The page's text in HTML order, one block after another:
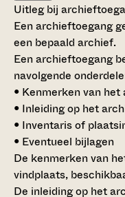
Uitleg bij
Een archieftoegang
een bepaald archief.
Een archieftoegang
navolgende
• Kenmerken van
• Inleiding op het
• Inventaris of
• Eventueel bijlagen
De kenmerken van
vindplaats,
De inleiding op het